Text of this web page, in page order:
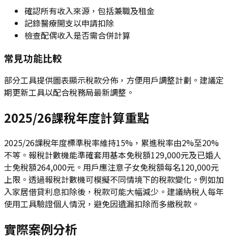
確認所有收入來源，包括兼職及租金
記錄醫療開支以申請扣除
檢查配偶收入是否需合併計算
常見功能比較
部分工具提供圖表顯示稅款分佈，方便用戶調整計劃。建議定
期更新工具以配合稅務局最新調整。
2025/26課稅年度計算重點
2025/26課稅年度標準稅率維持15%，累進稅率由2%至20%
不等。報稅計數機能準確套用基本免稅額129,000元及已婚人
士免稅額264,000元。用戶應注意子女免稅額每名120,000元
上限。透過報稅計數機可模擬不同情境下的稅款變化。例如加
入家居借貸利息扣除後，稅款可能大幅減少。建議納稅人每年
使用工具驗證個人情況，避免因遺漏扣除而多繳稅款。
實際案例分析